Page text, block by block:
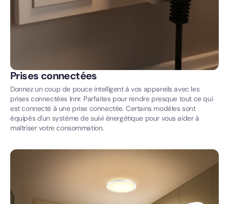
Prises connectées
Donnez un coup de pouce intelligent à vos appareils avec les
prises connectées Innr. Parfaites pour rendre presque tout ce qui
est connecté à une prise connectée. Certains modèles sont
équipés d'un système de suivi énergétique pour vous aider à
maîtriser votre consommation.